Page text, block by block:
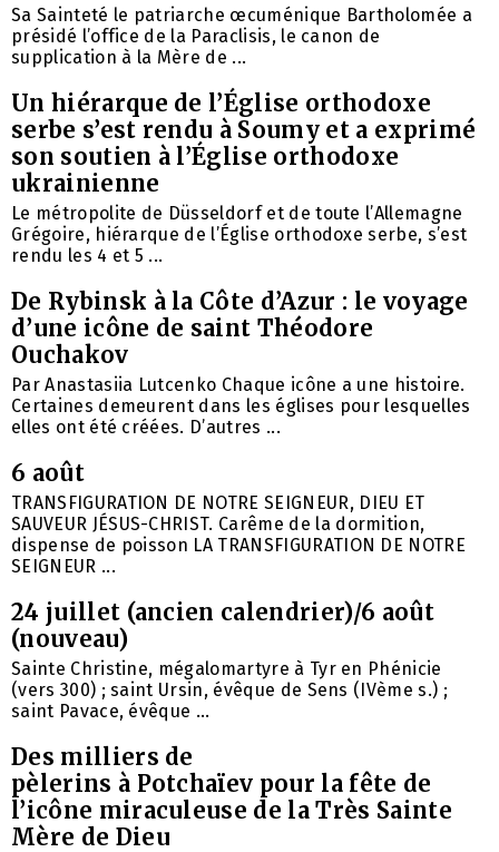
Sa Sainteté le patriarche œcuménique Bartholomée a
présidé l’office de la Paraclisis, le canon de
supplication à la Mère de ...
Un hiérarque de l’Église orthodoxe
serbe s’est rendu à Soumy et a exprimé
son soutien à l’Église orthodoxe
ukrainienne
Le métropolite de Düsseldorf et de toute l’Allemagne
Grégoire, hiérarque de l’Église orthodoxe serbe, s’est
rendu les 4 et 5 ...
De Rybinsk à la Côte d’Azur : le voyage
d’une icône de saint Théodore
Ouchakov
Par Anastasiia Lutcenko Chaque icône a une histoire.
Certaines demeurent dans les églises pour lesquelles
elles ont été créées. D’autres ...
6 août
TRANSFIGURATION DE NOTRE SEIGNEUR, DIEU ET
SAUVEUR JÉSUS-CHRIST. Carême de la dormition,
dispense de poisson LA TRANSFIGURATION DE NOTRE
SEIGNEUR ...
24 juillet (ancien calendrier)/6 août
(nouveau)
Sainte Christine, mégalomartyre à Tyr en Phénicie
(vers 300) ; saint Ursin, évêque de Sens (IVème s.) ;
saint Pavace, évêque ...
Des milliers de
pèlerins à Potchaïev pour la fête de
l’icône miraculeuse de la Très Sainte
Mère de Dieu